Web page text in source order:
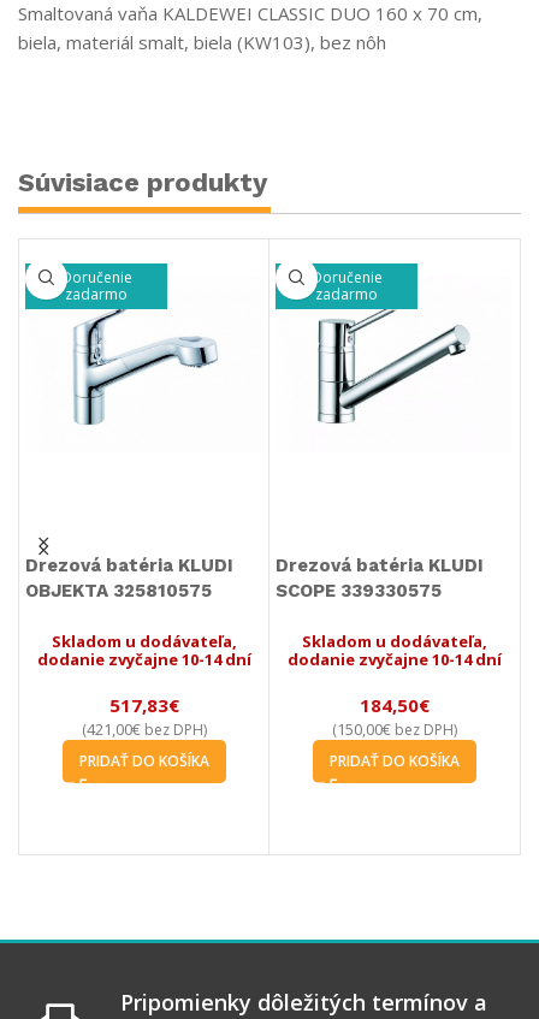
Smaltovaná vaňa KALDEWEI CLASSIC DUO 160 x 70 cm,
biela, materiál smalt, biela (KW103), bez nôh
Súvisiace produkty
Doručenie
zadarmo
Drezová batéria KLUDI
OBJEKTA 325810575
Skladom u dodávateľa,
dodanie zvyčajne 10-14 dní
517,83€
(421,00€bez DPH)
PRIDAŤ DO KOŠÍKA
Doručenie
zadarmo
Drezová batéria KLUDI
SCOPE 339330575
Skladom u dodávateľa,
dodanie zvyčajne 10-14 dní
184,50€
(150,00€bez DPH)
PRIDAŤ DO KOŠÍKA
Pripomienky dôležitých termínov a